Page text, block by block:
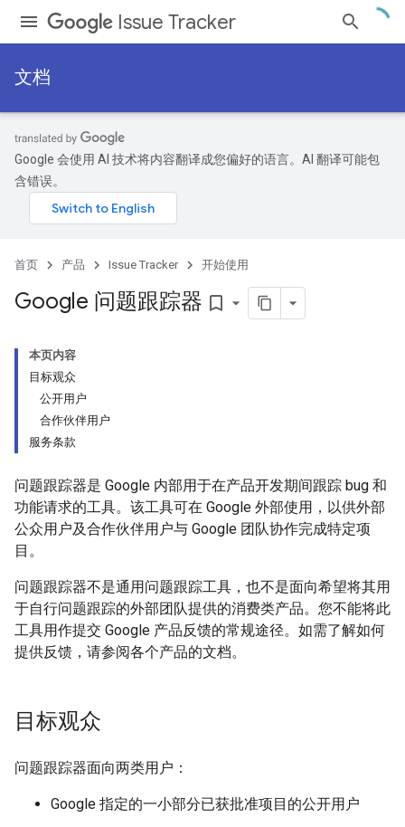
Issue Tracker
文档
Google 会使用 AI 技术将内容翻译成您偏好的语言。AI 翻译可能包
含错误。
首页 产品 Issue Tracker 开始使用
Google 问题跟踪器 bookmark_border
本页内容
目标观众
公开用户
合作伙伴用户
服务条款
问题跟踪器是 Google 内部用于在产品开发期间跟踪 bug 和
功能请求的工具。该工具可在 Google 外部使用，以供外部
公众用户及合作伙伴用户与 Google 团队协作完成特定项
目。
问题跟踪器不是通用问题跟踪工具，也不是面向希望将其用
于自行问题跟踪的外部团队提供的消费类产品。您不能将此
工具用作提交 Google 产品反馈的常规途径。如需了解如何
提供反馈，请参阅各个产品的文档。
目标观众
问题跟踪器面向两类用户：
Google 指定的一小部分已获批准项目的公开用户